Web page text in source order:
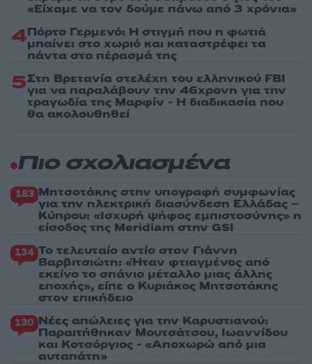
«Είχαμε να τον δούμε πάνω από 3 χρόνια»
4Πόρτο Γερμενό: Η στιγμή που η φωτιά
μπαίνει στο χωριό και καταστρέφει τα
πάντα στο πέρασμά της
5Στη Βρετανία στελέχη του ελληνικού FBI
για να παραλάβουν την 46χρονη για την
τραγωδία της Μαρφίν - Η διαδικασία που
θα ακολουθηθεί
Πιο σχολιασμένα
183 Μητσοτάκης στην υπογραφή συμφωνίας
για την ηλεκτρική διασύνδεση Ελλάδας –
Κύπρου: «Ισχυρή ψήφος εμπιστοσύνης» η
είσοδος της Meridiam στην GSI
134 Το τελευταίο αντίο στον Γιάννη
Βαρβιτσιώτη: «Ήταν φτιαγμένος από
εκείνο το σπάνιο μέταλλο μιας άλλης
εποχής», είπε ο Κυριάκος Μητσοτάκης
στον επικήδειο
130 Νέες απώλειες για την Καρυστιανού:
Παραιτήθηκαν Μουτσάτσου, Ιωαννίδου
και Κοτσόργιος - «Αποχωρώ από μια
αυταπάτη»